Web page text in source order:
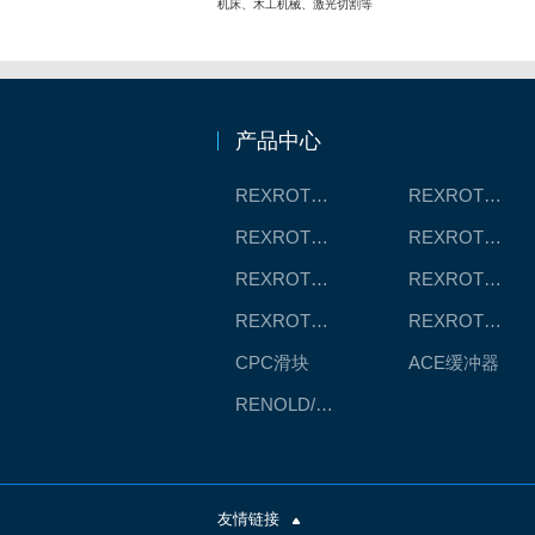
机床、木工机械、激光切割等
产品中心
REXROTH工厂解决方案 REXROTH/力士乐线性产品
REXROTH丝杠螺母 REXROTH直线模组
REXROTH测量系统IMS REXROTH/力士乐电动缸
REXROTH/力士乐油压 REXROTH/力士乐伺服驱动
CPC滑块 ACE缓冲器
RENOLD/雷诺德工业链条
友情链接